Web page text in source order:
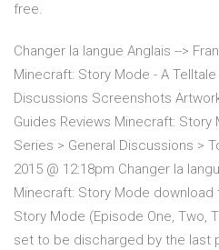
free.
Changer la langue Anglais -->
Minecraft: Story Mode - A Telltale
Discussions Screenshots
Guides Reviews Minecraft: Story
Series > General Discussions >
2015 @ 12:18pm Changer la
Minecraft: Story Mode
Story Mode (Episode One, Two,
set to be discharged by the last